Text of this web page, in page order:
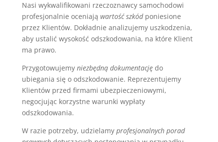
Nasi wykwalifikowani rzeczoznawcy samochodowi
profesjonalnie oceniają wartość szkódponiesione
przez Klientów. Dokładnie analizujemy uszkodzenia,
aby ustalić wysokość odszkodowania, na które Klient
ma prawo.
Przygotowujemy niezbędną dokumentacjędo
ubiegania się o odszkodowanie. Reprezentujemy
Klientów przed firmami ubezpieczeniowymi,
negocjując korzystne warunki wypłaty
odszkodowania.
W razie potrzeby, udzielamy profesjonalnych porad